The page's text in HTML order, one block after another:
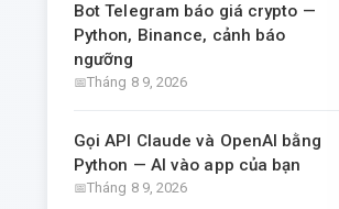
Bot Telegram báo giá crypto —
Python, Binance, cảnh báo
ngưỡng
Tháng 8 9, 2026
Gọi API Claude và OpenAI bằng
Python — AI vào app của bạn
Tháng 8 9, 2026